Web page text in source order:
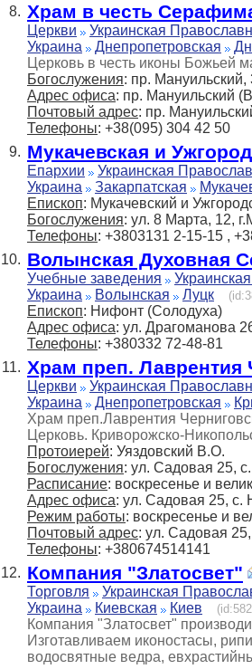
8. Храм в честь
Церкви
Украинская
Украина
Днепропетровская
Церковь в честь иконы Божьей
Богослужения: пр. Мануильский,
Адрес офиса: пр. Мануильский
Почтовый адрес: пр.
Телефоны: +38(095) 304 42 50
9. Мукачевская и
Епархии
Украинская
Украина
Закарпатская
Епископ: Мукачевский и
Богослужения: ул. 8 Марта, 12,
Телефоны: +3803131 2-15-15 ,
10. Волынская Духовная
Учебные заведения
Украина
Волынская Луцк
Епископ: Нифонт (Солодуха)
Адрес офиса: ул. Драгоманова
Телефоны: +380332 72-48-81
11. Храм преп. Лаврентия
Церкви
Украинская
Украина
Днепропетровская
Храм преп.Лаврентия
Церковь. Криворожско-
Протоиерей: Уяздовский В.О.
Богослужения: ул. Садовая 25,
Расписание: воскресенье и
Адрес офиса: ул. Садовая 25, с.
Режим работы: воскресенье и
Почтовый адрес: ул. Садовая
Телефоны: +380674514141
12. Компания "Златосвет"
Торговля
Украинская
Украина
Киевская Киев
Компания "Златосвет"
Изготавливаем иконостасы,
водосвятные ведра,